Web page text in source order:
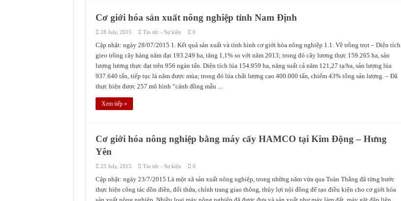
Cơ giới hóa sản xuất nông nghiệp tỉnh Nam Định
28 July, 2015 Tin tức - Sự kiện 0
Cập nhật: ngày 28/07/2015 1. Kết quả sản xuất và tình hình cơ giới hóa nông nghiệp 1.1. Về trồng trọt – Diện tích
gieo trồng cây hàng năm đạt 193.249 ha, tăng 1,1% so với năm 2013; trong đó cây lương thực 159.265 ha, sản
lượng lương thực đạt trên 956 ngàn tấn. Diện tích lúa 154.959 ha, năng suất cả năm 121,27 tạ/ha, sản lượng lúa
937.640 tấn, tiếp tục là năm được mùa; trong đó lúa chất lượng cao 400.000 tấn, chiếm 43% tổng sản lượng. – Đã
thực hiện được 257 mô hình “cánh đồng mẫu ...
Xem tiếp »
Cơ giới hóa nông nghiệp bằng máy cấy HAMCO tại Kim Động – Hưng
Yên
25 July, 2015 Tin tức - Sự kiện 0
Cập nhật: ngày 23/7/2015 Là một xã sản xuất nông nghiệp, trong những năm vừa qua Toàn Thắng đã từng bước
thực hiện công tác dồn điền, đổi thửa, chỉnh trang giao thông, thủy lợi nội đồng để tạo điều kiện cho cơ giới hóa